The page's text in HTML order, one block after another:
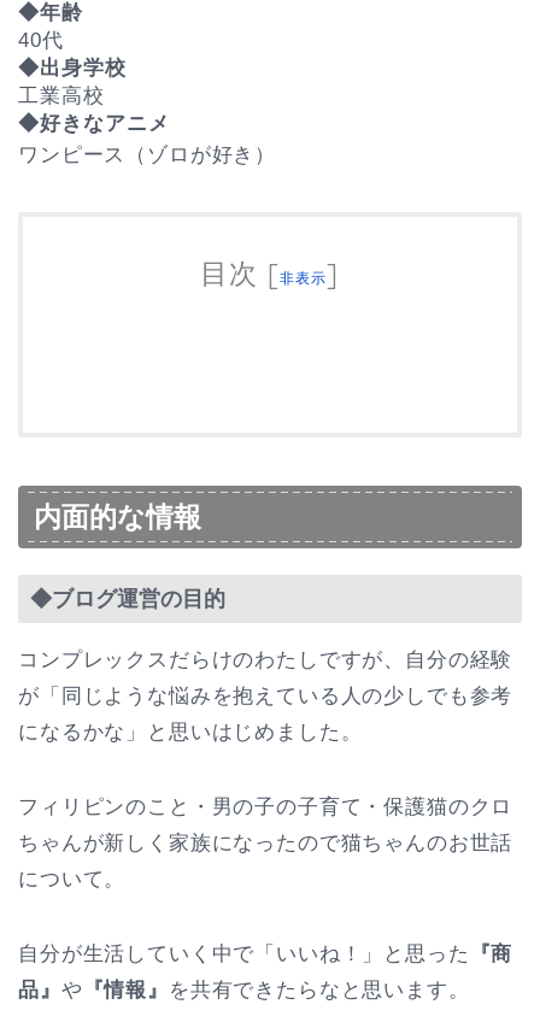
◆年齢
40代
◆出身学校
工業高校
◆好きなアニメ
ワンピース（ゾロが好き）
目次 [非表示]
内面的な情報
◆ブログ運営の目的
コンプレックスだらけのわたしですが、自分の経験
が「同じような悩みを抱えている人の少しでも参考
になるかな」と思いはじめました。
フィリピンのこと・男の子の子育て・保護猫のクロ
ちゃんが新しく家族になったので猫ちゃんのお世話
について。
自分が生活していく中で「いいね！」と思った
『商
品』 や 『情報』 を共有できたらなと思います。